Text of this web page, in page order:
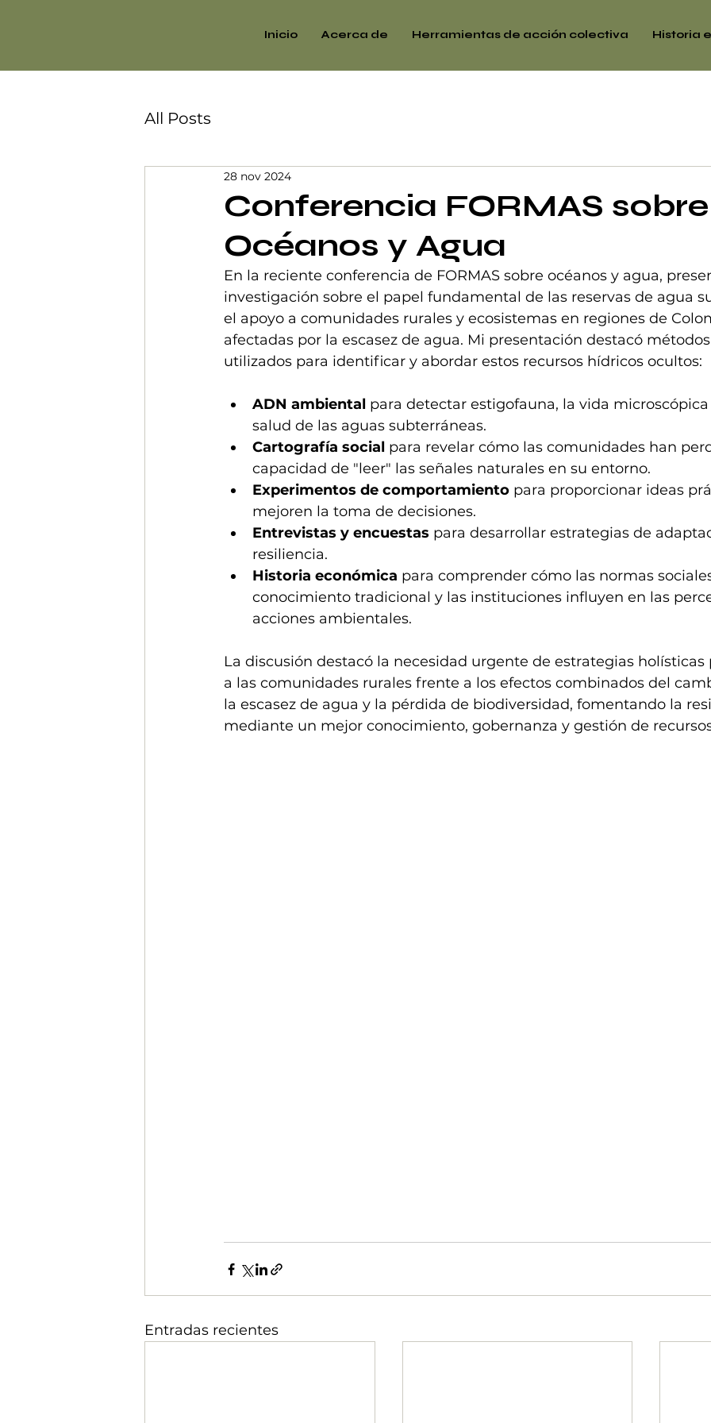
Inicio Acerca de Herramientas de acción colectiva Historia
All Posts
Conferencia FORMAS sobre
Océanos y Agua
28 nov 2024
En la reciente conferencia de FORMAS sobre océanos y agua,
investigación sobre el papel fundamental de las reservas de agua
el apoyo a comunidades rurales y ecosistemas en regiones de
afectadas por la escasez de agua. Mi presentación destacó
utilizados para identificar y abordar estos recursos hídricos ocultos:
ADN ambiental para detectar estigofauna, la vida
salud de las aguas subterráneas.
Cartografía social para revelar cómo las comunidades han
capacidad de "leer" las señales naturales en su entorno.
Experimentos de comportamiento para proporcionar ideas
mejoren la toma de decisiones.
Entrevistas y encuestas para desarrollar estrategias de
resiliencia.
Historia económica para comprender cómo las normas
conocimiento tradicional y las instituciones influyen en las
acciones ambientales.
La discusión destacó la necesidad urgente de estrategias
a las comunidades rurales frente a los efectos combinados del
la escasez de agua y la pérdida de biodiversidad, fomentando la
mediante un mejor conocimiento, gobernanza y gestión de
Entradas recientes